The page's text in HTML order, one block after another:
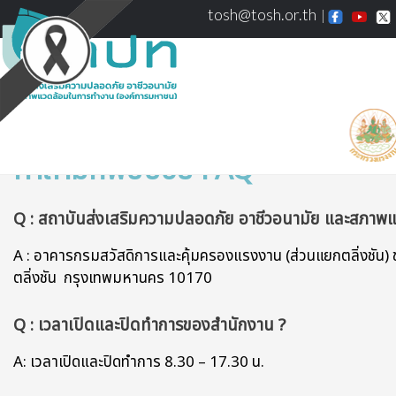
tosh@tosh.or.th
คำถามที่พบบ่อย FAQ
Q : สถาบันส่งเสริมความปลอดภัย อาชีวอนามัย และสภา
A : อาคารกรมสวัสดิการและคุ้มครองแรงงาน (ส่วนแยกตลิ่งชั
ตลิ่งชัน กรุงเทพมหานคร 10170
Q : เวลาเปิดและปิดทำการของสำนักงาน ?
A: เวลาเปิดและปิดทำการ 8.30 – 17.30 น.